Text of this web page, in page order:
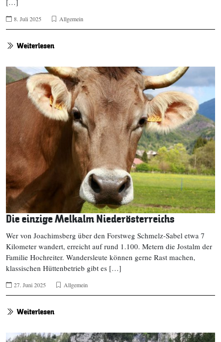
8. Juli 2025 Allgemein
Weiterlesen
Die einzige Melkalm Niederösterreichs
Wer von Joachimsberg über den Forstweg Schmelz-Sabel etwa 7
Kilometer wandert, erreicht auf rund 1.100. Metern die Jostalm der
Familie Hochreiter. Wandersleute können gerne Rast machen,
klassischen Hüttenbetrieb gibt es […]
27. Juni 2025 Allgemein
Weiterlesen